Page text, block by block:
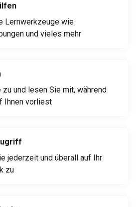
Lernwerkzeuge wie
und vieles mehr
zu und lesen Sie mit, während
Ihnen vorliest
jederzeit und überall auf Ihr
zu